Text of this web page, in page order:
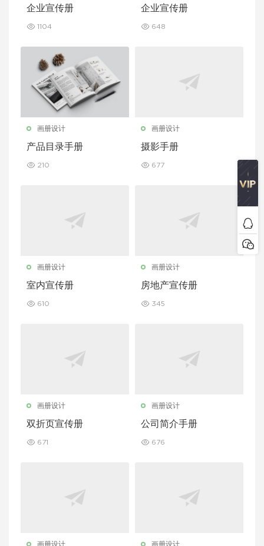
企业宣传册
1104
企业宣传册
648
画册设计
产品目录手册
210
画册设计
摄影手册
677
画册设计
室内宣传册
610
画册设计
房地产宣传册
345
画册设计
双折页宣传册
671
画册设计
公司简介手册
676
画册设计 画册设计